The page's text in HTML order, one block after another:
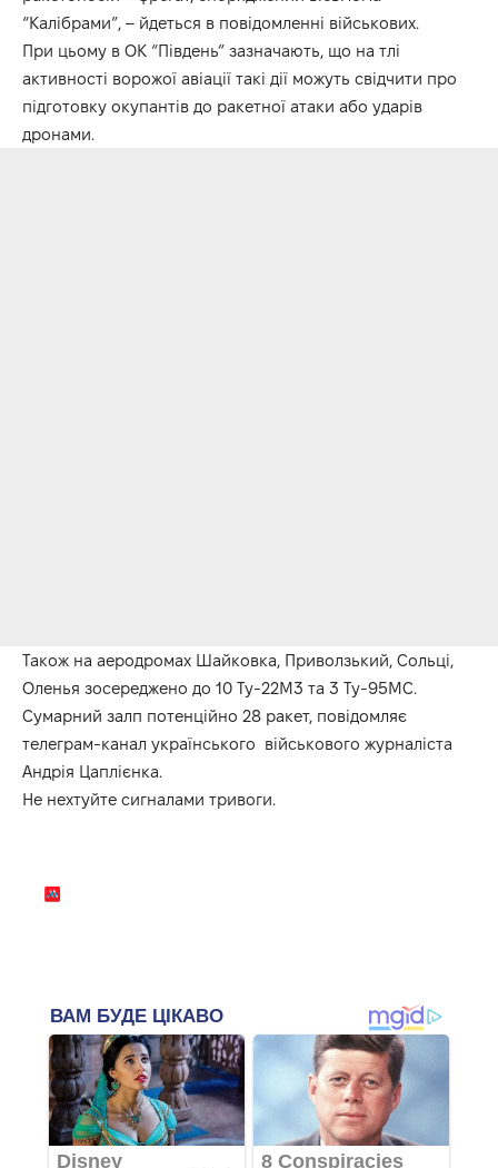
“Калібрами”, – йдеться в повідомленні військових.
При цьому в ОК “Південь” зазначають, що на тлі
активності ворожої авіації такі дії можуть свідчити про
підготовку окупантів до ракетної атаки або ударів
дронами.
Також на аеродромах Шайковка, Приволзький, Сольці,
Оленья зосереджено до 10 Ту-22М3 та 3 Ту-95МС.
Сумарний залп потенційно 28 ракет, повідомляє
телеграм-канал українського військового журналіста
Андрія Цаплієнка.
Не нехтуйте сигналами тривоги.